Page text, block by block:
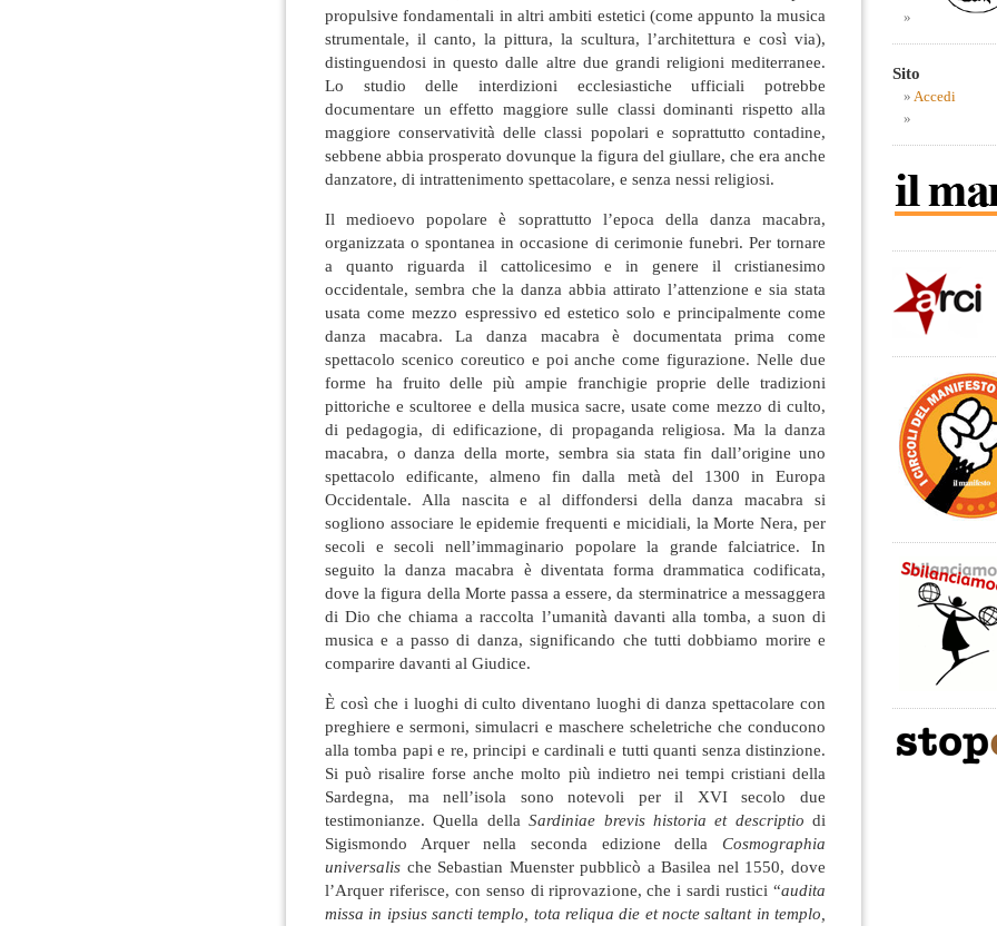
propulsive fondamentali in altri ambiti estetici (come appunto la musica
strumentale, il canto, la pittura, la scultura, l’architettura e così via),
distinguendosi in questo dalle altre due grandi religioni mediterranee.
Lo studio delle interdizioni ecclesiastiche ufficiali potrebbe
documentare un effetto maggiore sulle classi dominanti rispetto alla
maggiore conservatività delle classi popolari e soprattutto contadine,
sebbene abbia prosperato dovunque la figura del giullare, che era anche
danzatore, di intrattenimento spettacolare, e senza nessi religiosi.
Il medioevo popolare è soprattutto l’epoca della danza macabra,
organizzata o spontanea in occasione di cerimonie funebri. Per tornare
a quanto riguarda il cattolicesimo e in genere il cristianesimo
occidentale, sembra che la danza abbia attirato l’attenzione e sia stata
usata come mezzo espressivo ed estetico solo e principalmente come
danza macabra. La danza macabra è documentata prima come
spettacolo scenico coreutico e poi anche come figurazione. Nelle due
forme ha fruito delle più ampie franchigie proprie delle tradizioni
pittoriche e scultoree e della musica sacre, usate come mezzo di culto,
di pedagogia, di edificazione, di propaganda religiosa. Ma la danza
macabra, o danza della morte, sembra sia stata fin dall’origine uno
spettacolo edificante, almeno fin dalla metà del 1300 in Europa
Occidentale. Alla nascita e al diffondersi della danza macabra si
sogliono associare le epidemie frequenti e micidiali, la Morte Nera, per
secoli e secoli nell’immaginario popolare la grande falciatrice. In
seguito la danza macabra è diventata forma drammatica codificata,
dove la figura della Morte passa a essere, da sterminatrice a messaggera
di Dio che chiama a raccolta l’umanità davanti alla tomba, a suon di
musica e a passo di danza, significando che tutti dobbiamo morire e
comparire davanti al Giudice.
È così che i luoghi di culto diventano luoghi di danza spettacolare con
preghiere e sermoni, simulacri e maschere scheletriche che conducono
alla tomba papi e re, principi e cardinali e tutti quanti senza distinzione.
Si può risalire forse anche molto più indietro nei tempi cristiani della
Sardegna, ma nell’isola sono notevoli per il XVI secolo due
testimonianze. Quella dellaSardiniae brevis historia et descriptio di
Sigismondo Arquer nella seconda edizione della Cosmographia
universalis che Sebastian Muenster pubblicò a Basilea nel 1550, dove
l’Arquer riferisce, con senso di riprovazione, che i sardi rustici “audita
missa in ipsius sancti templo, tota reliqua die et nocte saltant in templo,
Sito
Accedi